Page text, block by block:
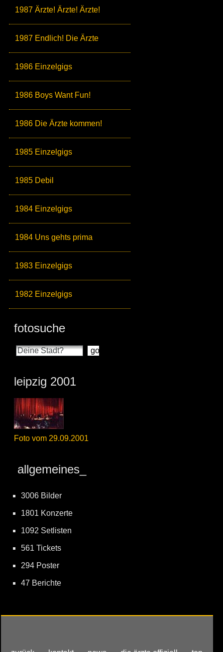
1987 Ärzte! Ärzte! Ärzte!
1987 Endlich! Die Ärzte
1986 Einzelgigs
1986 Boys Want Fun!
1986 Die Ärzte kommen!
1985 Einzelgigs
1985 Debil
1984 Einzelgigs
1984 Uns gehts prima
1983 Einzelgigs
1982 Einzelgigs
fotosuche
leipzig 2001
Foto vom 29.09.2001
allgemeines_
3006 Bilder
1801 Konzerte
1092 Setlisten
561 Tickets
294 Poster
47 Berichte